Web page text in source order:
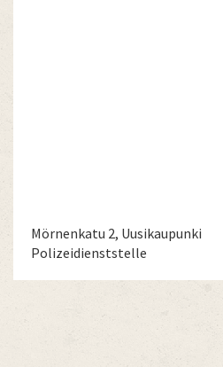
Mörnenkatu 2, Uusikaupunki
Polizeidienststelle